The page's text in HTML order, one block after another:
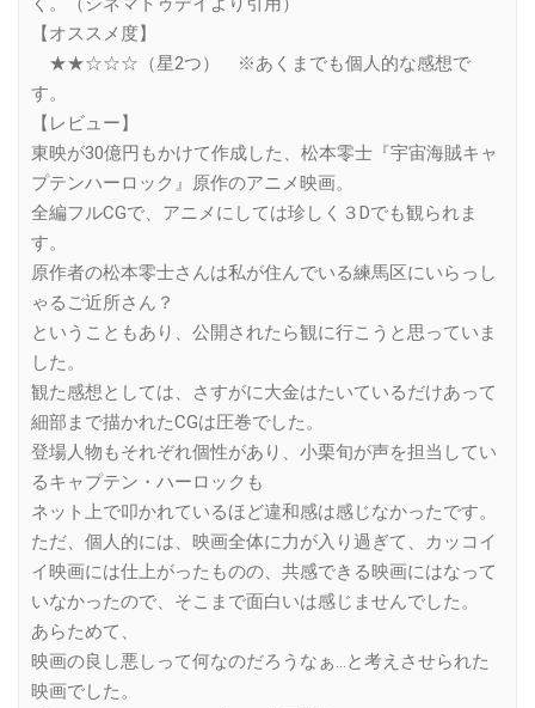
【オススメ度】
★★☆☆☆（星2つ） ※あくまでも個人的な感想で
す。
【レビュー】
東映が30億円もかけて作成した、松本零士『宇宙海賊キャ
プテンハーロック』原作のアニメ映画。
全編フルCGで、アニメにしては珍しく３Dでも観られま
す。
原作者の松本零士さんは私が住んでいる練馬区にいらっし
ゃるご近所さん？
ということもあり、公開されたら観に行こうと思っていま
した。
観た感想としては、さすがに大金はたいているだけあって
細部まで描かれたCGは圧巻でした。
登場人物もそれぞれ個性があり、小栗旬が声を担当してい
るキャプテン・ハーロックも
ネット上で叩かれているほど違和感は感じなかったです。
ただ、個人的には、映画全体に力が入り過ぎて、カッコイ
イ映画には仕上がったものの、共感できる映画にはなって
いなかったので、そこまで面白いは感じませんでした。
あらためて、
映画の良し悪しって何なのだろうなぁ…と考えさせられた
映画でした。